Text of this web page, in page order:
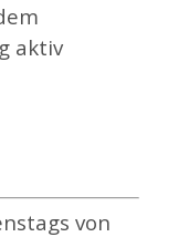
aktiv
von